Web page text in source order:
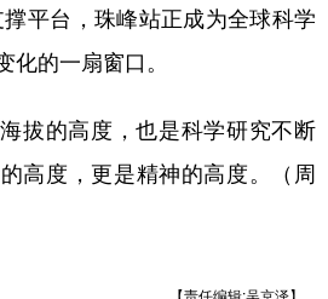
平台，珠峰站正成为全球科学
的一扇窗口。
的高度，也是科学研究不断
高度，更是精神的高度。（周